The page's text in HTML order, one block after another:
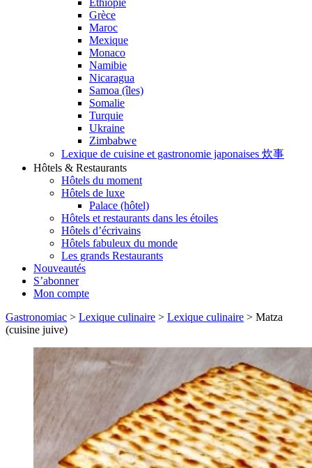
Éthiopie
Grèce
Maroc
Mexique
Monaco
Namibie
Nicaragua
Samoa (îles)
Somalie
Turquie
Ukraine
Zimbabwe
Lexique de cuisine et gastronomie japonaises 炊事
Hôtels & Restaurants
Hôtels du moment
Hôtels de luxe
Palace (hôtel)
Hôtels et restaurants dans les étoiles
Hôtels d’écrivains
Hôtels fabuleux du monde
Les grands Restaurants
Nouveautés
S’abonner
Mon compte
Gastronomiac > Lexique culinaire > Lexique culinaire > Matza
(cuisine juive)